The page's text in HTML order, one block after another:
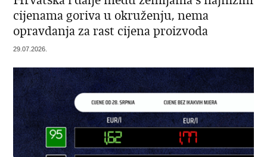
cijenama goriva u okruženju, nema
opravdanja za rast cijena proizvoda
29.07.2026.